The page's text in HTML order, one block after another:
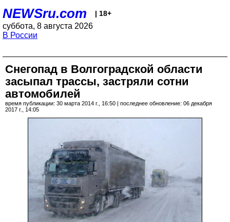
NEWSru.com | 18+
суббота, 8 августа 2026
В России
Снегопад в Волгоградской области
засыпал трассы, застряли сотни
автомобилей
время публикации: 30 марта 2014 г., 16:50 | последнее обновление: 06 декабря
2017 г., 14:05